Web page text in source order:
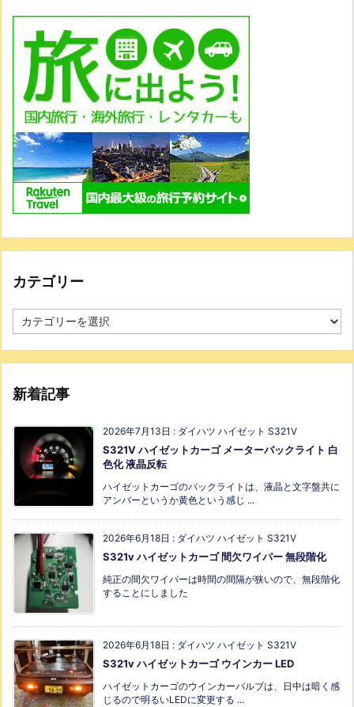
カテゴリー
新着記事
2026年7月13日 : ダイハツ ハイゼット S321V
S321V ハイゼットカーゴ メーターバックライト 白
色化 液晶反転
ハイゼットカーゴのバックライトは、液晶と文字盤共に
アンバーというか黄色という感じ ...
2026年6月18日 : ダイハツ ハイゼット S321V
S321v ハイゼットカーゴ 間欠ワイパー 無段階化
純正の間欠ワイパーは時間の間隔が狭いので、無段階化
することにしました
2026年6月18日 : ダイハツ ハイゼット S321V
S321v ハイゼットカーゴ ウインカー LED
ハイゼットカーゴのウインカーバルブは、日中は暗く感
じるので明るいLEDに変更する ...